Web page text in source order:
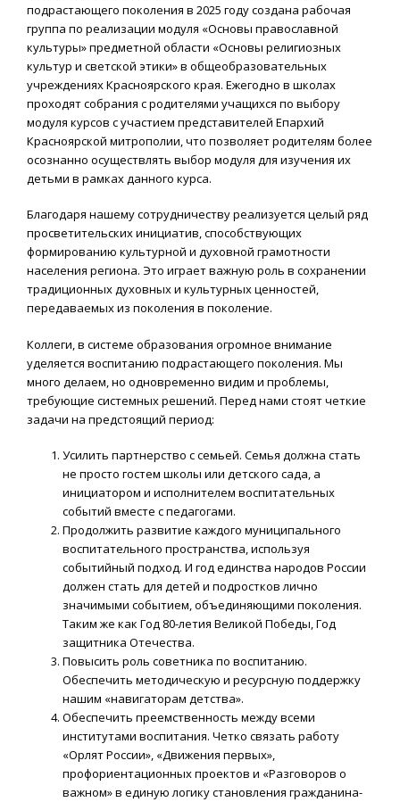
подрастающего поколения в 2025 году создана рабочая
группа по реализации модуля «Основы православной
культуры» предметной области «Основы религиозных
культур и светской этики» в общеобразовательных
учреждениях Красноярского края. Ежегодно в школах
проходят собрания с родителями учащихся по выбору
модуля курсов с участием представителей Епархий
Красноярской митрополии, что позволяет родителям более
осознанно осуществлять выбор модуля для изучения их
детьми в рамках данного курса.
Благодаря нашему сотрудничеству реализуется целый ряд
просветительских инициатив, способствующих
формированию культурной и духовной грамотности
населения региона. Это играет важную роль в сохранении
традиционных духовных и культурных ценностей,
передаваемых из поколения в поколение.
Коллеги, в системе образования огромное внимание
уделяется воспитанию подрастающего поколения. Мы
много делаем, но одновременно видим и проблемы,
требующие системных решений. Перед нами стоят четкие
задачи на предстоящий период:
Усилить партнерство с семьей. Семья должна стать
не просто гостем школы или детского сада, а
инициатором и исполнителем воспитательных
событий вместе с педагогами.
Продолжить развитие каждого муниципального
воспитательного пространства, используя
событийный подход. И год единства народов России
должен стать для детей и подростков лично
значимыми событием, объединяющими поколения.
Таким же как Год 80-летия Великой Победы, Год
защитника Отечества.
Повысить роль советника по воспитанию.
Обеспечить методическую и ресурсную поддержку
нашим «навигаторам детства».
Обеспечить преемственность между всеми
институтами воспитания. Четко связать работу
«Орлят России», «Движения первых»,
профориентационных проектов и «Разговоров о
важном» в единую логику становления гражданина-